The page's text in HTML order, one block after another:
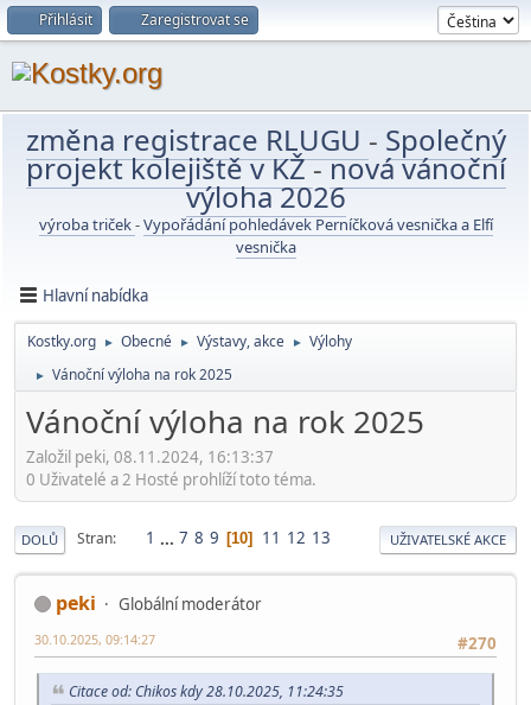
Přihlásit Zaregistrovat se
změna registrace RLUGU - Společný
projekt kolejiště v KŽ-nová vánoční
výloha 2026
výroba triček-Vypořádání pohledávek Perníčková vesnička a Elfí
vesnička
Hlavní nabídka
Kostky.org ► Obecné ► Výstavy, akce ► Výlohy
► Vánoční výloha na rok 2025
Vánoční výloha na rok 2025
Založil peki, 08.11.2024, 16:13:37
0 Uživatelé a 2 Hosté prohlíží toto téma.
DOLŮ Stran 1 ... 7 8 9 10 11 12 13 UŽIVATELSKÉ AKCE
peki
Globální moderátor
#270
30.10.2025, 09:14:27
Citace od: Chikos kdy 28.10.2025, 11:24:35